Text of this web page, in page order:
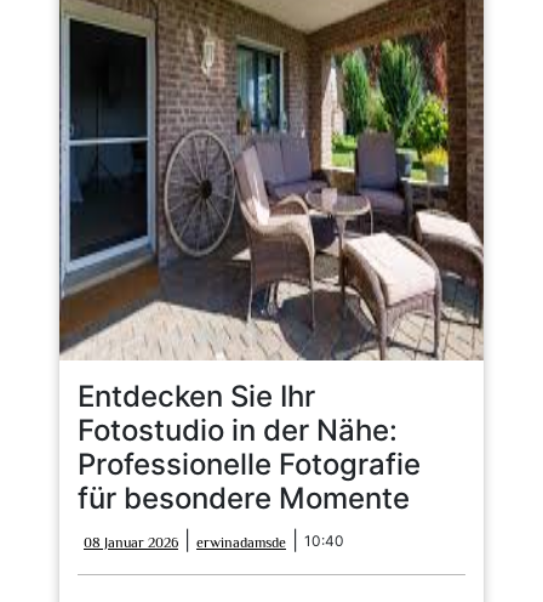
Entdecken Sie Ihr
Fotostudio in der Nähe:
Professionelle Fotografie
für besondere Momente
08 Januar 2026
Januar
2026
erwinadamsde erwinadamsde
10:40